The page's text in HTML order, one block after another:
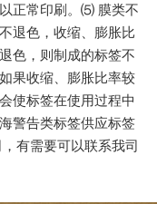
正常印刷。⑸ 膜类不
退色，收缩、膨胀比
色，则制成的标签不
果收缩、膨胀比率较
使标签在使用过程中
警告类标签供应标签
有需要可以联系我司